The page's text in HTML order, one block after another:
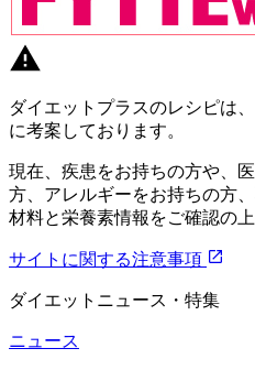
ダイエットプラスのレシピは
に考案しております。
現在、疾患をお持ちの方や、
方、アレルギーをお持ちの方
材料と栄養素情報をご確認の
サイトに関する注意事項
ダイエットニュース・特集
ニュース